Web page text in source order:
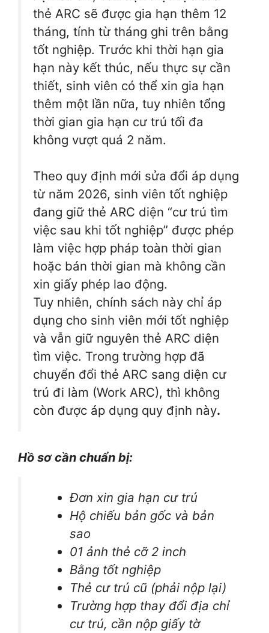
thẻ ARC sẽ được gia hạn thêm 12
tháng, tính từ tháng ghi trên bằng
tốt nghiệp. Trước khi thời hạn gia
hạn này kết thúc, nếu thực sự cần
thiết, sinh viên có thể xin gia hạn
thêm một lần nữa, tuy nhiên tổng
thời gian gia hạn cư trú tối đa
không vượt quá 2 năm.
Theo quy định mới sửa đổi áp dụng
từ năm 2026, sinh viên tốt nghiệp
đang giữ thẻ ARC diện “cư trú tìm
việc sau khi tốt nghiệp” được phép
làm việc hợp pháp toàn thời gian
hoặc bán thời gian mà không cần
xin giấy phép lao động.
Tuy nhiên, chính sách này chỉ áp
dụng cho sinh viên mới tốt nghiệp
và vẫn giữ nguyên thẻ ARC diện
tìm việc. Trong trường hợp đã
chuyển đổi thẻ ARC sang diện cư
trú đi làm (Work ARC), thì không
còn được áp dụng quy định này.
Hồ sơ cần chuẩn bị:
Đơn xin gia hạn cư trú
Hộ chiếu bản gốc và bản
sao
01 ảnh thẻ cỡ 2 inch
Bằng tốt nghiệp
Thẻ cư trú cũ (phải nộp lại)
Trường hợp thay đổi địa chỉ
cư trú, cần nộp giấy tờ